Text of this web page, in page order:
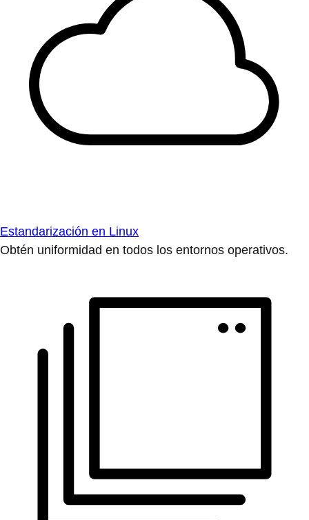
Estandarización en Linux
Obtén uniformidad en todos los entornos operativos.